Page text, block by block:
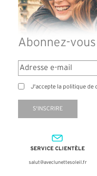
Abonnez-
J'accepte la politique de
S'INSCRIRE
SERVICE CLIENTÈLE
salut@aveclunettesoleil.fr